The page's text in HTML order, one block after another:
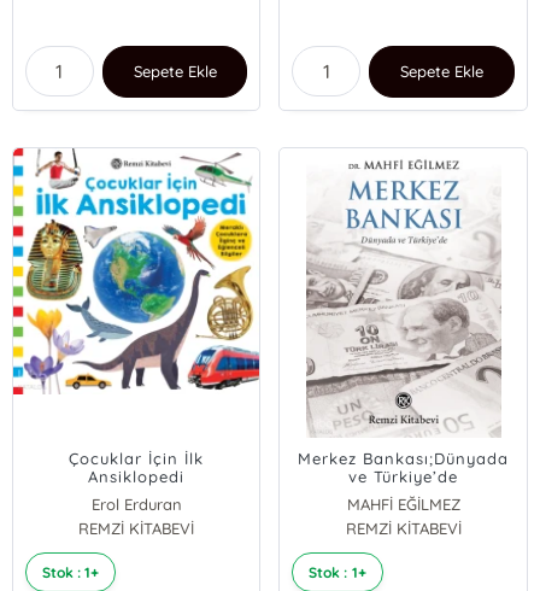
Sepete Ekle Sepete Ekle
Çocuklar İçin İlk
Ansiklopedi
Erol Erduran
REMZİ KİTABEVİ
Stok : 1+
Merkez Bankası;Dünyada
ve Türkiye’de
MAHFİ EĞİLMEZ
REMZİ KİTABEVİ
Stok : 1+